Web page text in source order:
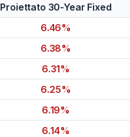
Proiettato 30-Year Fixed
6.46%
6.38%
6.31%
6.25%
6.19%
6.14%